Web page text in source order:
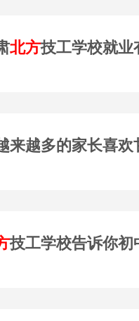
北方技工学校就业
来越多的家长喜欢
技工学校告诉你初